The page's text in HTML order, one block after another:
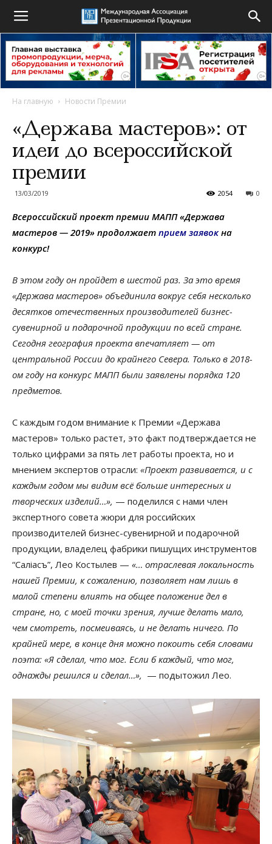
На главную Новости Премии
«Держава мастеров»: от
идеи до всероссийской
премии
13/03/2019 0
2054
Всероссийский проект премии МАПП «Держава
мастеров — 2019» продолжает прием заявок на
конкурс!
В этом году он пройдет в шестой раз. За это время
«Держава мастеров» объединила вокруг себя несколько
десятков отечественных производителей бизнес-
сувенирной и подарочной продукции по всей стране.
Сегодня география проекта впечатляет — от
центральной России до крайнего Севера. Только в 2018-
ом году на конкурс МАПП были заявлены порядка 120
предметов.
С каждым годом внимание к Премии «Держава
мастеров» только растет, это факт подтверждается не
только цифрами за пять лет работы проекта, но и
мнением экспертов отрасли: «Проект развивается, и с
каждым годом мы видим всё больше интересных и
творческих изделий…», — поделился с нами член
экспертного совета жюри для российских
производителей бизнес-сувенирной и подарочной
продукции, владелец фабрики пишущих инструментов
“Салiасъ”, Лео Костылев — «… отраслевая локальность
нашей Премии, к сожалению, позволяет нам лишь в
малой степени влиять на общее положение дел в
стране, но, с моей точки зрения, лучше делать мало,
чем смотреть, посмеиваясь, и не делать ничего. По
крайней мере, в конце дня можно покоить себя словами
поэта: «Я сделал, что мог. Если б каждый, что мог,
однажды решился и сделал…», — подытожил Лео.